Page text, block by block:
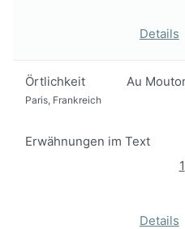
Details
Örtlichkeit Au
Paris, Frankreich
Erwähnungen im Text
1
Details